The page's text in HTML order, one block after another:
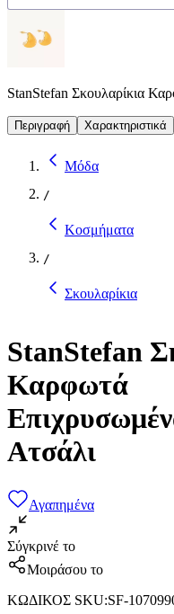
StanStefan Σκουλαρίκια
Περιγραφή Χαρακτηριστικά
Μόδα
/
Κοσμήματα
/
Σκουλαρίκια
StanStefan
Καρφωτά
Ατσάλι
Αγαπημένα
Σύγκρινέ το
Μοιράσου το
ΚΩΔΙΚΟΣ SKU:SF-